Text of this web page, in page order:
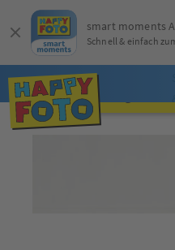
Jetzt online gestalten
smart moments
Schnell & einfach